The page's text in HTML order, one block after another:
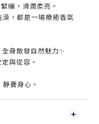
繃，滑潤柔亮。
，都是一場療癒香氣
身散發自然魅力✨
與從容。
養身心。